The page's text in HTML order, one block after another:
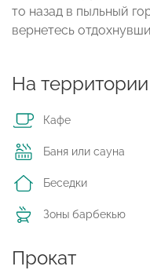
то назад в пыльный
вернетесь
На территории
Кафе
Баня или сауна
Беседки
Зоны барбекью
Прокат